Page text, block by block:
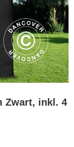
Zwart, inkl. 4